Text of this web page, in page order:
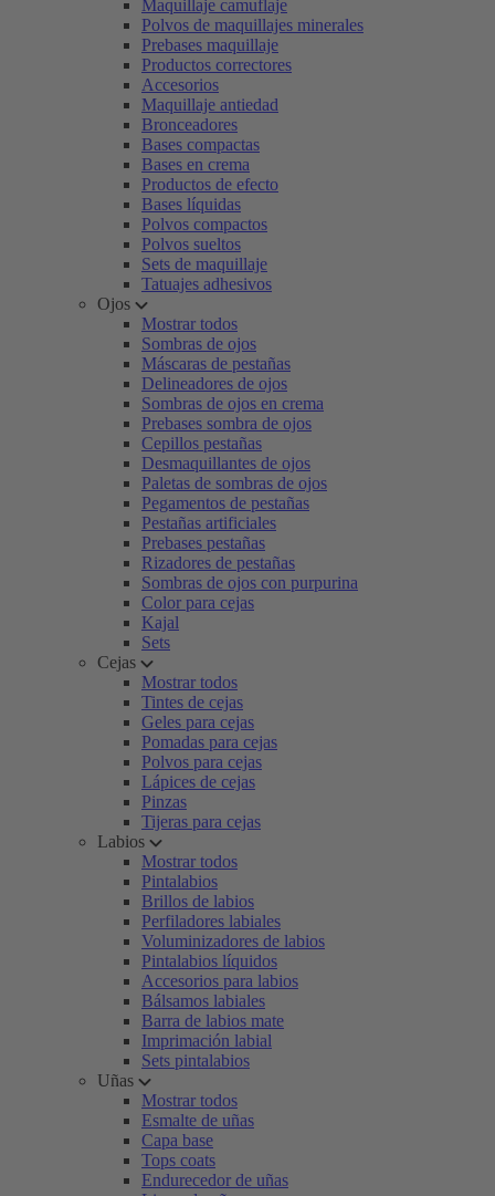
Maquillaje camuflaje
Polvos de maquillajes minerales
Prebases maquillaje
Productos correctores
Accesorios
Maquillaje antiedad
Bronceadores
Bases compactas
Bases en crema
Productos de efecto
Bases líquidas
Polvos compactos
Polvos sueltos
Sets de maquillaje
Tatuajes adhesivos
Ojos
Mostrar todos
Sombras de ojos
Máscaras de pestañas
Delineadores de ojos
Sombras de ojos en crema
Prebases sombra de ojos
Cepillos pestañas
Desmaquillantes de ojos
Paletas de sombras de ojos
Pegamentos de pestañas
Pestañas artificiales
Prebases pestañas
Rizadores de pestañas
Sombras de ojos con purpurina
Color para cejas
Kajal
Sets
Cejas
Mostrar todos
Tintes de cejas
Geles para cejas
Pomadas para cejas
Polvos para cejas
Lápices de cejas
Pinzas
Tijeras para cejas
Labios
Mostrar todos
Pintalabios
Brillos de labios
Perfiladores labiales
Voluminizadores de labios
Pintalabios líquidos
Accesorios para labios
Bálsamos labiales
Barra de labios mate
Imprimación labial
Sets pintalabios
Uñas
Mostrar todos
Esmalte de uñas
Capa base
Tops coats
Endurecedor de uñas